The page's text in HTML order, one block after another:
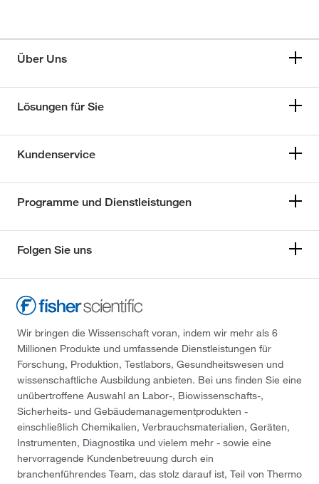
Über Uns
Lösungen für Sie
Kundenservice
Programme und Dienstleistungen
Folgen Sie uns
Wir bringen die Wissenschaft voran, indem wir mehr als 6
Millionen Produkte und umfassende Dienstleistungen für
Forschung, Produktion, Testlabors, Gesundheitswesen und
wissenschaftliche Ausbildung anbieten. Bei uns finden Sie eine
unübertroffene Auswahl an Labor-, Biowissenschafts-,
Sicherheits- und Gebäudemanagementprodukten -
einschließlich Chemikalien, Verbrauchsmaterialien, Geräten,
Instrumenten, Diagnostika und vielem mehr - sowie eine
hervorragende Kundenbetreuung durch ein
branchenführendes Team, das stolz darauf ist, Teil von Thermo